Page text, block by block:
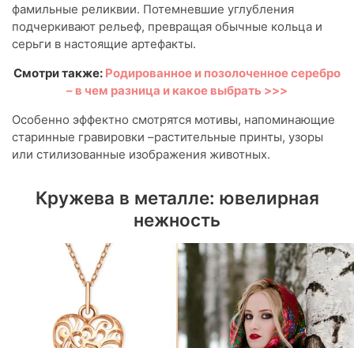
фамильные реликвии. Потемневшие углубления
подчеркивают рельеф, превращая обычные кольца и
серьги в настоящие артефакты.
Смотри также: Родированное и позолоченное серебро
– в чем разница и какое выбрать >>>
Особенно эффектно смотрятся мотивы, напоминающие
старинные гравировки –растительные принты, узоры
или стилизованные изображения животных.
Кружева в металле: ювелирная
нежность